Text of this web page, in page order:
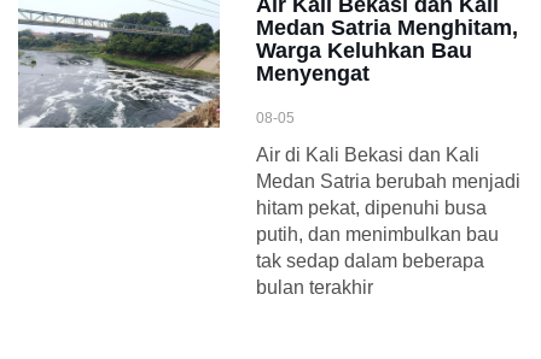
Air Kali Bekasi dan Kali
Medan Satria Menghitam,
Warga Keluhkan Bau
Menyengat
08-05
Air di Kali Bekasi dan Kali
Medan Satria berubah menjadi
hitam pekat, dipenuhi busa
putih, dan menimbulkan bau
tak sedap dalam beberapa
bulan terakhir